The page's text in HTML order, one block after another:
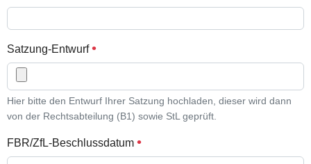
Satzung-Entwurf
Hier bitte den Entwurf Ihrer Satzung hochladen, dieser wird dann
von der Rechtsabteilung (B1) sowie StL geprüft.
FBR/ZfL-Beschlussdatum